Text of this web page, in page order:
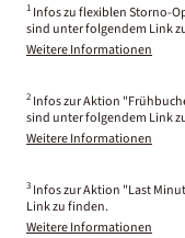
1 Infos zu flexiblen Storno-
sind unter folgendem Link
Weitere Informationen
2 Infos zur Aktion
sind unter folgendem Link
Weitere Informationen
3 Infos zur Aktion "Last
Link zu finden.
Weitere Informationen